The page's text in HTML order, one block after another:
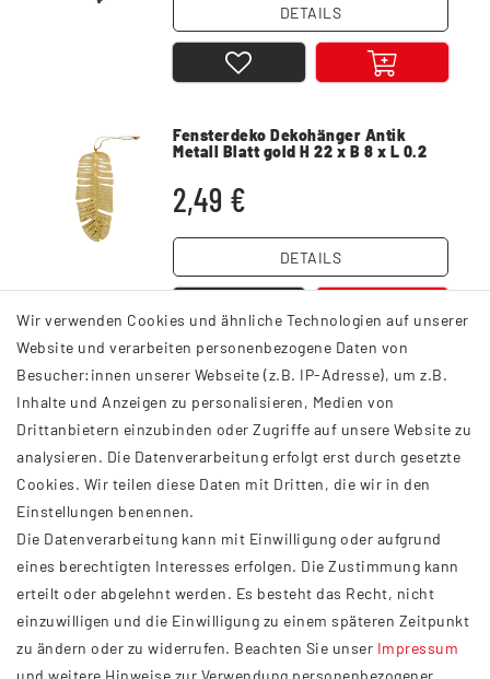
DETAILS
Fensterdeko Dekohänger Antik
Metall Blatt gold H 22 x B 8 x L 0.2
2,49 €
DETAILS
INFORMATIONEN
AGB
Impressum
Datenschutzerklärung
Widerrufsrecht
Barrierefreiheit
Wir verwenden Cookies und ähnliche Technologien auf unserer
Website und verarbeiten personenbezogene Daten von
Besucher:innen unserer Webseite (z.B. IP-Adresse), um z.B.
Inhalte und Anzeigen zu personalisieren, Medien von
Drittanbietern einzubinden oder Zugriffe auf unsere Website zu
analysieren. Die Datenverarbeitung erfolgt erst durch gesetzte
Cookies. Wir teilen diese Daten mit Dritten, die wir in den
Einstellungen benennen.
Die Datenverarbeitung kann mit Einwilligung oder aufgrund
eines berechtigten Interesses erfolgen. Die Zustimmung kann
erteilt oder abgelehnt werden. Es besteht das Recht, nicht
einzuwilligen und die Einwilligung zu einem späteren Zeitpunkt
zu ändern oder zu widerrufen. Beachten Sie unser Impressum
und weitere Hinweise zur Verwendung personenbezogener